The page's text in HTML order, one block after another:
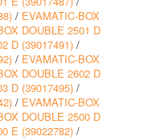
traitée anti U.V, volume
des eaux et la ventilation
diamètre nominal Ø 50 ou
permettant un
5 – – ND, 6 – – NE, 6
/ EVAMATIC-BOX
DOUBLE 2501 D
D (39017491) /
/ EVAMATIC-BOX
DOUBLE 2602 D
D (39017495) /
/ EVAMATIC-BOX
DOUBLE 2500 D
E (39022782) /